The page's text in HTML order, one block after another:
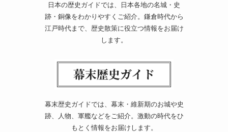
日本の歴史ガイドでは、日本各地の名城・史
跡・銅像をわかりやすくご紹介。鎌倉時代から
江戸時代まで、歴史散策に役立つ情報をお届け
します。
幕末歴史ガイドでは、幕末・維新期のお城や史
跡、人物、軍艦などをご紹介。激動の時代をひ
もとく情報をお届けします。